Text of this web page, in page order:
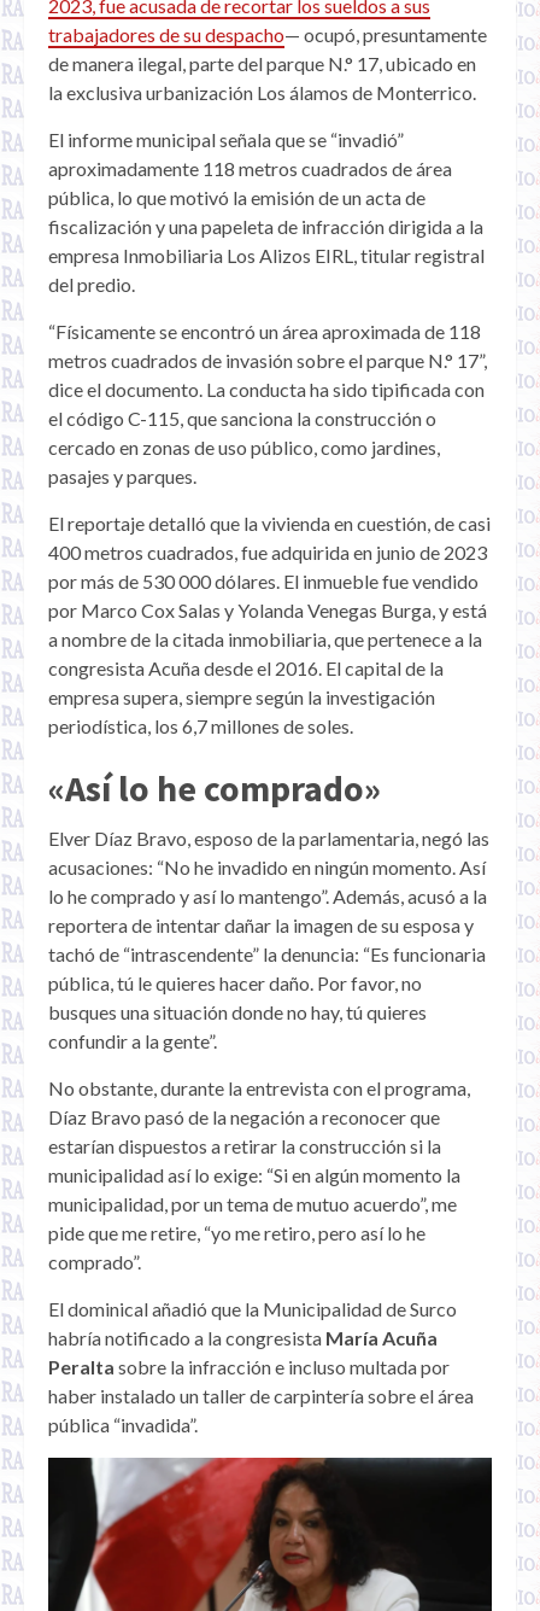
2023, fue acusada de recortar los sueldos a sus
trabajadores de su despacho— ocupó, presuntamente
de manera ilegal, parte del parque N.° 17, ubicado en
la exclusiva urbanización Los álamos de Monterrico.
El informe municipal señala que se “invadió”
aproximadamente 118 metros cuadrados de área
pública, lo que motivó la emisión de un acta de
fiscalización y una papeleta de infracción dirigida a la
empresa Inmobiliaria Los Alizos EIRL, titular registral
del predio.
“Físicamente se encontró un área aproximada de 118
metros cuadrados de invasión sobre el parque N.° 17”,
dice el documento. La conducta ha sido tipificada con
el código C-115, que sanciona la construcción o
cercado en zonas de uso público, como jardines,
pasajes y parques.
El reportaje detalló que la vivienda en cuestión, de casi
400 metros cuadrados, fue adquirida en junio de 2023
por más de 530 000 dólares. El inmueble fue vendido
por Marco Cox Salas y Yolanda Venegas Burga, y está
a nombre de la citada inmobiliaria, que pertenece a la
congresista Acuña desde el 2016. El capital de la
empresa supera, siempre según la investigación
periodística, los 6,7 millones de soles.
«Así lo he comprado»
Elver Díaz Bravo, esposo de la parlamentaria, negó las
acusaciones: “No he invadido en ningún momento. Así
lo he comprado y así lo mantengo”. Además, acusó a la
reportera de intentar dañar la imagen de su esposa y
tachó de “intrascendente” la denuncia: “Es funcionaria
pública, tú le quieres hacer daño. Por favor, no
busques una situación donde no hay, tú quieres
confundir a la gente”.
No obstante, durante la entrevista con el programa,
Díaz Bravo pasó de la negación a reconocer que
estarían dispuestos a retirar la construcción si la
municipalidad así lo exige: “Si en algún momento la
municipalidad, por un tema de mutuo acuerdo”, me
pide que me retire, “yo me retiro, pero así lo he
comprado”.
El dominical añadió que la Municipalidad de Surco
habría notificado a la congresista María Acuña
Peralta sobre la infracción e incluso multada por
haber instalado un taller de carpintería sobre el área
pública “invadida”.